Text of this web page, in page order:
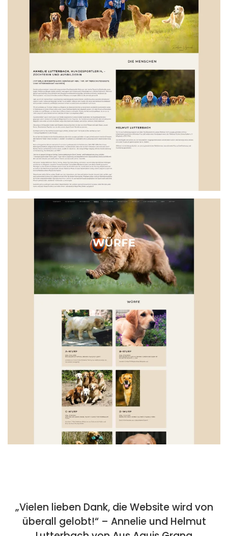
„Vielen lieben Dank, die Website wird von
überall gelobt!“ – Annelie und Helmut